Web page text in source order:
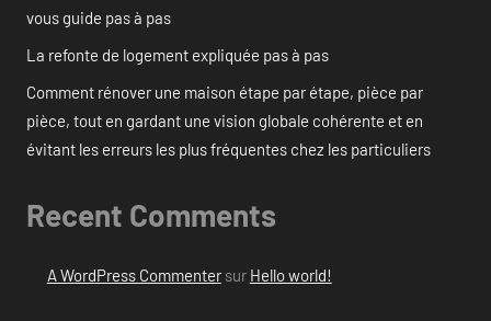
vous guide pas à pas
La refonte de logement expliquée pas à pas
Comment rénover une maison étape par étape, pièce par
pièce, tout en gardant une vision globale cohérente et en
évitant les erreurs les plus fréquentes chez les particuliers
Recent Comments
A WordPress Commentersur Hello world!